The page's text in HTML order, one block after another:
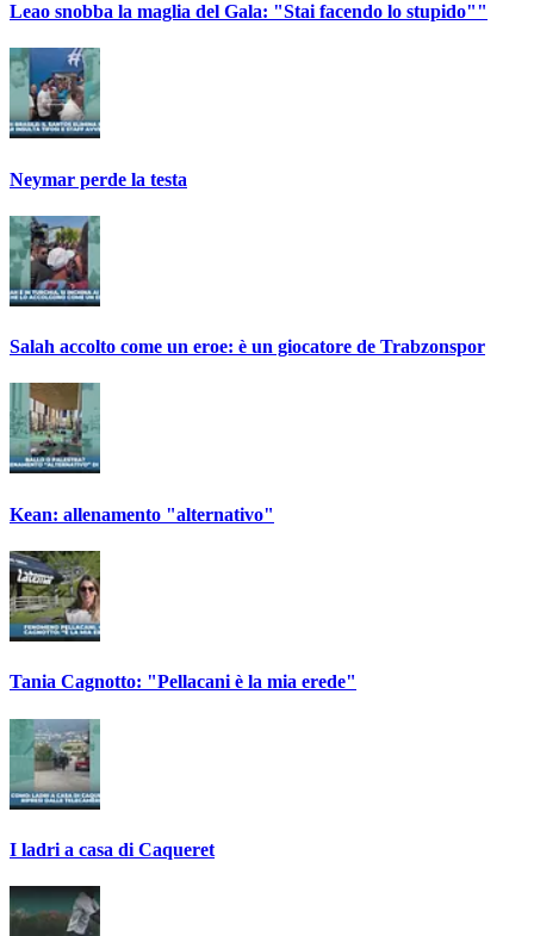
Leao snobba la maglia del Gala: "Stai facendo lo stupido""
Neymar perde la testa
Salah accolto come un eroe: è un giocatore de Trabzonspor
Kean: allenamento "alternativo"
Tania Cagnotto: "Pellacani è la mia erede"
I ladri a casa di Caqueret